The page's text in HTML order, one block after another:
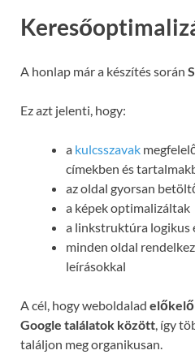
A honlap már a készítés során
Ez azt jelenti, hogy:
a kulcsszavak
címekben és
az oldal gyorsan
a képek optimalizáltak
a linkstruktúra logikus
minden oldal
leírásokkal
A cél, hogy weboldalad előkelő
Google találatok között, így
találjon meg organikusan.